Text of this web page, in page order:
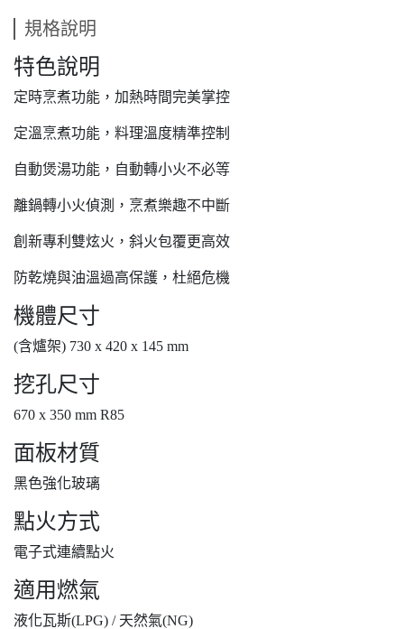
規格說明
特色說明
定時烹煮功能，加熱時間完美掌控
定溫烹煮功能，料理溫度精準控制
自動煲湯功能，自動轉小火不必等
離鍋轉小火偵測，烹煮樂趣不中斷
創新專利雙炫火，斜火包覆更高效
防乾燒與油溫過高保護，杜絕危機
機體尺寸
(含爐架) 730 x 420 x 145 mm
挖孔尺寸
670 x 350 mm R85
面板材質
黑色強化玻璃
點火方式
電子式連續點火
適用燃氣
液化瓦斯(LPG) / 天然氣(NG)